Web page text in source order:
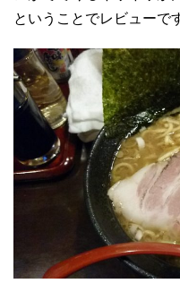
ということでレビューで